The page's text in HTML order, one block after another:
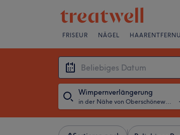
FRISEUR NÄGEL
Wimpernverlängerung
in der Nähe von Oberschöneweide, Berlin ・